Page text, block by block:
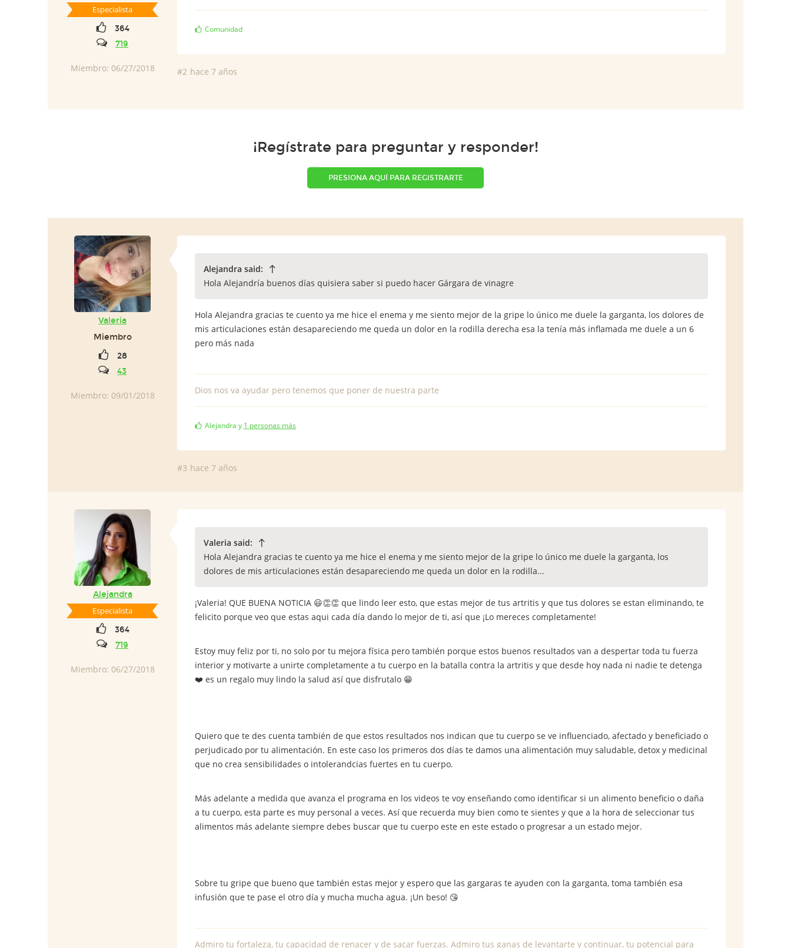
Especialista
364
719
Miembro: 06/27/2018
Comunidad
#2 hace 7 años
¡Regístrate para preguntar y responder!
PRESIONA AQUÍ PARA REGISTRARTE
Valeria
Miembro
28
43
Miembro: 09/01/2018
Alejandra said:
Hola Alejandría buenos días quisiera saber si puedo hacer Gárgara de vinagre
Hola Alejandra gracias te cuento ya me hice el enema y me siento mejor de la gripe lo único me duele la garganta, los dolores de
mis articulaciones están desapareciendo me queda un dolor en la rodilla derecha esa la tenía más inflamada me duele a un 6
pero más nada
Dios nos va ayudar pero tenemos que poner de nuestra parte
Alejandra y 1 personas más
#3 hace 7 años
Alejandra
Especialista
364
719
Miembro: 06/27/2018
Valeria said:
Hola Alejandra gracias te cuento ya me hice el enema y me siento mejor de la gripe lo único me duele la garganta, los
dolores de mis articulaciones están desapareciendo me queda un dolor en la rodilla...
¡Valeria! QUE BUENA NOTICIA 😃👏👏 que lindo leer esto, que estas mejor de tus artritis y que tus dolores se estan eliminando, te
felicito porque veo que estas aqui cada día dando lo mejor de ti, así que ¡Lo mereces completamente!
Estoy muy feliz por ti, no solo por tu mejora física pero también porque estos buenos resultados van a despertar toda tu fuerza
interior y motivarte a unirte completamente a tu cuerpo en la batalla contra la artritis y que desde hoy nada ni nadie te detenga
❤️ es un regalo muy lindo la salud así que disfrutalo 😁
Quiero que te des cuenta también de que estos resultados nos indican que tu cuerpo se ve influenciado, afectado y beneficiado o
perjudicado por tu alimentación. En este caso los primeros dos días te damos una alimentación muy saludable, detox y medicinal
que no crea sensibilidades o intolerandcias fuertes en tu cuerpo.
Más adelante a medida que avanza el programa en los videos te voy enseñando como identificar si un alimento beneficio o daña
a tu cuerpo, esta parte es muy personal a veces. Así que recuerda muy bien como te sientes y que a la hora de seleccionar tus
alimentos más adelante siempre debes buscar que tu cuerpo este en este estado o progresar a un estado mejor.
Sobre tu gripe que bueno que también estas mejor y espero que las gargaras te ayuden con la garganta, toma también esa
infusión que te pase el otro día y mucha mucha agua. ¡Un beso! 😘
Admiro tu fortaleza, tu capacidad de renacer y de sacar fuerzas. Admiro tus ganas de levantarte y continuar, tu potencial para